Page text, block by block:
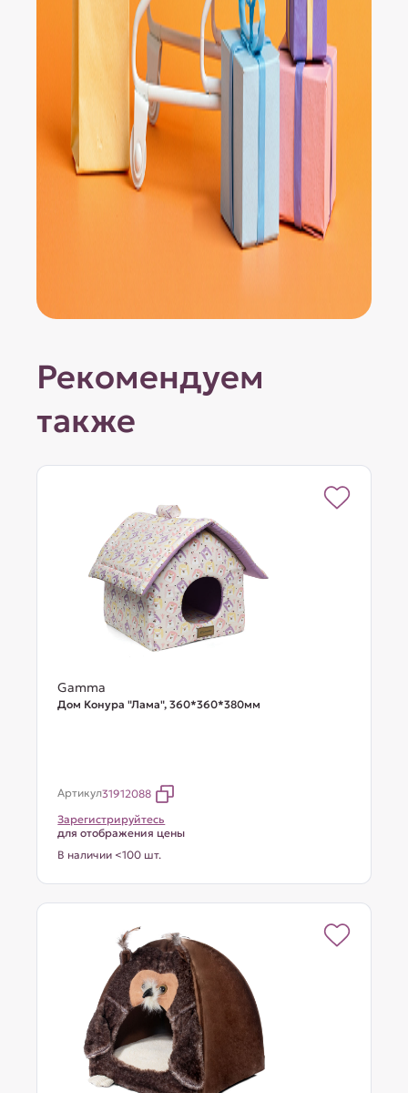
Рекомендуем
также
Gamma
Дом Конура "Лама", 360*360*380мм
Артикул31912088
Зарегистрируйтесь
для отображения цены
В наличии <100 шт.